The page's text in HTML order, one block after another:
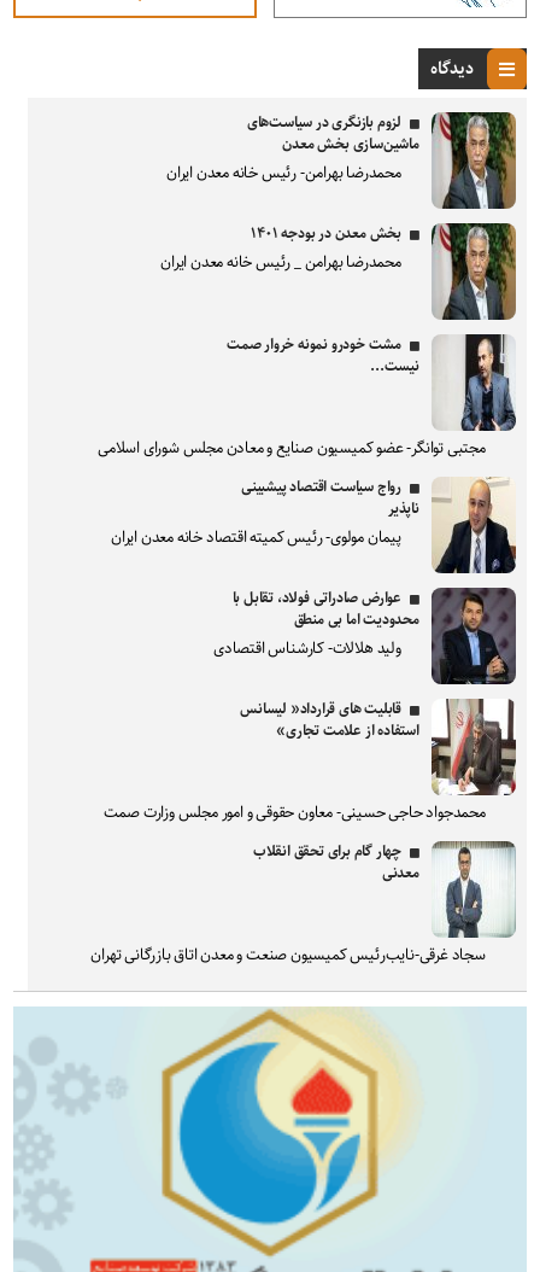
دیدگاه
لزوم بازنگری در سیاست‌های
ماشین‌سازی بخش معدن
محمدرضا بهرامن- رئیس خانه معدن ایران
بخش معدن در بودجه ۱۴۰۱
محمدرضا بهرامن _ رئیس خانه معدن ایران
مشت خودرو نمونه خروار صمت
نیست...
مجتبی توانگر- عضو کمیسیون صنایع و معادن مجلس شورای اسلامی
رواج سیاست اقتصاد پیشبینی
ناپذیر
پیمان مولوی- رئیس کمیته اقتصاد خانه معدن ایران
عوارض صادراتی فولاد، تقابل با
محدودیت اما بی منطق
ولید هلالات- کارشناس اقتصادی
قابلیت های قرارداد« لیسانس
استفاده از علامت تجاری»
محمدجواد حاجی حسینی- معاون حقوقی و امور مجلس وزارت صمت
چهار گام برای تحقق انقلاب
معدنی
سجاد غرقی-نایب‌رئیس کمیسیون صنعت و معدن اتاق بازرگانی تهران